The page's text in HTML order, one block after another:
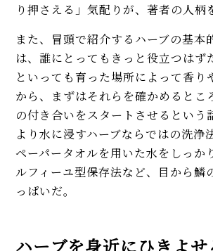
り押さえる」気配りが、著者の人柄
また、冒頭で紹介するハーブの基本
は、誰にとってもきっと役立つはず
といっても育った場所によって香り
から、まずはそれらを確かめるとこ
の付き合いをスタートさせるという
より水に浸すハーブならではの洗浄
ペーパータオルを用いた水をしっか
ルフィーユ型保存法など、目から鱗
っぱいだ。